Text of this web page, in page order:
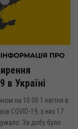
в Україні
на 10:00 1 квітня в
COVID-19, з них 17
За добу було